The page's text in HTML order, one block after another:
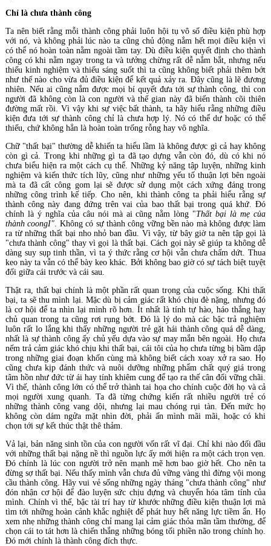
Chỉ là chưa thành công
Ta nên biết rằng mỗi thành công phải luôn hội tụ vô số điều kiện phù hợp
với nó, và không phải lúc nào ta cũng chủ động nắm hết mọi điều kiện vì
có thể nó hoàn toàn nằm ngoài tầm tay. Dù điều kiện quyết định cho thành
công có khi nằm ngay trong ta và tưởng chừng rất dễ nắm bắt, nhưng nếu
thiếu kinh nghiệm và thiếu sáng suốt thì ta cũng không biết phải thêm bớt
như thế nào cho vừa đủ điều kiện để kết quả xảy ra. Đây cũng là lẽ đương
nhiên. Nếu ai cũng nắm được mọi bí quyết đưa tới sự thành công, thì con
người đã không còn là con người và thế gian này đã biến thành cõi thiên
đường mất rồi. Vì vậy khi sự việc bất thành, ta hãy hiểu rằng những điều
kiện đưa tới sự thành công chỉ là chưa hợp lý. Nó có thể dư hoặc có thể
thiếu, chứ không hẳn là hoàn toàn trống rỗng hay vô nghĩa.
Chữ "thất bại" thường dễ khiến ta hiểu lầm là không được gì cả hay không
còn gì cả. Trong khi những gì ta đã tạo dựng vẫn còn đó, dù có khi nó
chưa biểu hiện ra một cách cụ thể. Những kỷ năng tập luyện, những kinh
nghiệm và kiến thức tích lũy, cũng như những yếu tố thuận lợi bên ngoài
mà ta đã cất công gom lại sẽ được sử dụng một cách xứng đáng trong
những công trình kế tiếp. Cho nên, khi thành công ta phải hiểu rằng sự
thành công này đang đứng trên vai của bao thất bại trong quá khứ. Đó
chính là ý nghĩa của câu nói mà ai cũng nằm lòng "Thất bại là mẹ của
thành coongI". Không có sự thành công vững bền nào mà không được làm
ra từ những thất bại nho nhỏ ban đầu. Vì vậy, từ bây giờ ta nên tập gọi là
"chưa thành công" thay vì gọi là thất bại. Cách gọi này sẽ giúp ta không dễ
dàng suy sụp tinh thần, vì ta ý thức rằng cơ hội vẫn chưa chấm dứt. Thua
keo này ta vẫn có thể bày keo khác. Bởi không bao giờ có sự tách biệt tuyệt
đối giữa cái trước và cái sau.
Thật ra, thất bại chính là một phần rất quan trọng của cuộc sống. Khi thất
bại, ta sẽ thu mình lại. Mặc dù bị cảm giác rất khó chịu đè nặng, nhưng đó
là cơ hội để ta nhìn lại mình rõ hơn. Ít nhất là tính tự hào, háo thắng hay
chủ quan trong ta cũng rơi rụng bớt. Đó là lý do mà các bậc trả nghiệm
luôn rất lo lắng khi thấy những người trẻ gặt hái thành công quá dễ dàng,
nhất là sự thành công ấy chủ yếu dựa vào sự may mắn bên ngoài. Họ chưa
nếm trả cảm giác khó chịu khi thất bại, cái tôi của họ chưa từng bị bầm dập
trong những giai đoạn khốn cùng mà không biết cách xoay xở ra sao. Họ
cũng chưa kịp đánh thức và nuôi dưỡng những phẩm chất quý giá trong
tâm hồn như đức từ ái hay tính khiêm cung để tạo ra thế cân đối vững chãi.
Vì thế, thành công lớn có thể trở thành tai họa cho chính cuộc đời họ và cả
mọi người xung quanh. Ta đã từng chứng kiến rất nhiều người trẻ có
những thành công vang dội, nhưng lại mau chóng rụi tàn. Đến mức họ
không còn dám ngửa mặt nhìn đời, phải ấn mình mãi mãi, hoặc có khi
chọn tới sự kết thúc thật thê thảm.
Vả lại, bản năng sinh tồn của con người vốn rất vĩ đại. Chỉ khi nào đối đầu
với những thất bại nặng nề thì nguồn lực ấy mới hiện ra một cách trọn vẹn.
Đó chính là lúc con người trở nên mạnh mẽ hơn bao giờ hết. Cho nên ta
đừng sợ thất bại. Nếu thấy mình vẫn chưa đủ vững vàng thì đừng vội mong
cầu thành công. Hãy vui vẻ sống những ngày tháng "chưa thành công" như
đón nhận cơ hội để đào luyện sức chịu đựng và chuyển hóa tâm tính của
mình. Chính vì thế, bậc tài trí hay từ khước những điều kiện thuận lợi mà
tìm tới những hoàn cảnh khắc nghiệt để phát huy hết năng lực tiềm ẩn. Họ
xem nhẹ những thành công chỉ mang lại cảm giác thỏa mãn tầm thường, để
chọn cái to tát hơn là chiến thắng những bóng tối phiền não trong chính họ.
Đó mới chính là thành công đích thực.